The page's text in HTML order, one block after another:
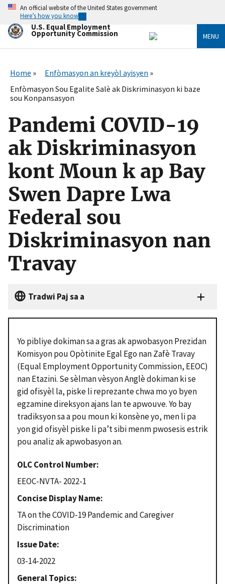
Skip
main
content
An official website of the United States government
Here’s how you know
U.S. Equal Employment
Opportunity Commission MENU
Home
Enfòmasyon an kreyòl ayisyen
Enfòmasyon Sou Egalite Salè ak Diskriminasyon ki baze
sou Konpansasyon
Pandemi COVID-19
ak Diskriminasyon
kont Moun k ap Bay
Swen Dapre Lwa
Federal sou
Diskriminasyon nan
Travay
Tradwi Paj sa a
Yo pibliye dokiman sa a gras ak apwobasyon Prezidan
Komisyon pou Opòtinite Egal Ego nan Zafè Travay
(Equal Employment Opportunity Commission, EEOC)
nan Etazini. Se sèlman vèsyon Anglè dokiman ki se
gid ofisyèl la, piske li reprezante chwa mo yo byen
egzamine direksyon ajans lan te apwouve. Yo bay
tradiksyon sa a pou moun ki konsène yo, men li pa
yon gid ofisyèl piske li pa’t sibi menm pwosesis estrik
pou analiz ak apwobasyon an.
OLC Control Number
EEOC-NVTA- 2022-1
Concise Display Name
TA on the COVID-19 Pandemic and Caregiver
Discrimination
Issue Date
03-14-2022
General Topics